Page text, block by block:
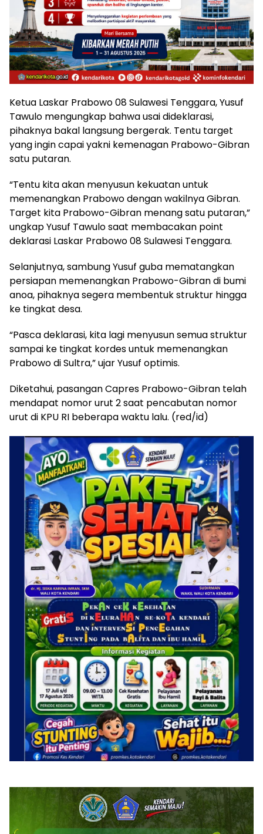
Ketua Laskar Prabowo 08 Sulawesi Tenggara, Yusuf
Tawulo mengungkap bahwa usai dideklarasi,
pihaknya bakal langsung bergerak. Tentu target
yang ingin capai yakni kemenagan Prabowo-Gibran
satu putaran.
“Tentu kita akan menyusun kekuatan untuk
memenangkan Prabowo dengan wakilnya Gibran.
Target kita Prabowo-Gibran menang satu putaran,”
ungkap Yusuf Tawulo saat membacakan point
deklarasi Laskar Prabowo 08 Sulawesi Tenggara.
Selanjutnya, sambung Yusuf guba mematangkan
persiapan memenangkan Prabowo-Gibran di bumi
anoa, pihaknya segera membentuk struktur hingga
ke tingkat desa.
“Pasca deklarasi, kita lagi menyusun semua struktur
sampai ke tingkat kordes untuk memenangkan
Prabowo di Sultra,” ujar Yusuf optimis.
Diketahui, pasangan Capres Prabowo-Gibran telah
mendapat nomor urut 2 saat pencabutan nomor
urut di KPU RI beberapa waktu lalu. (red/id)